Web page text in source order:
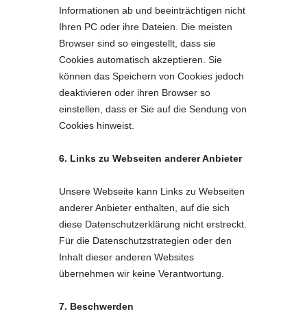
Informationen ab und beeinträchtigen nicht
Ihren PC oder ihre Dateien. Die meisten
Browser sind so eingestellt, dass sie
Cookies automatisch akzeptieren. Sie
können das Speichern von Cookies jedoch
deaktivieren oder ihren Browser so
einstellen, dass er Sie auf die Sendung von
Cookies hinweist.
6. Links zu Webseiten anderer Anbieter
Unsere Webseite kann Links zu Webseiten
anderer Anbieter enthalten, auf die sich
diese Datenschutzerklärung nicht erstreckt.
Für die Datenschutzstrategien oder den
Inhalt dieser anderen Websites
übernehmen wir keine Verantwortung.
7. Beschwerden